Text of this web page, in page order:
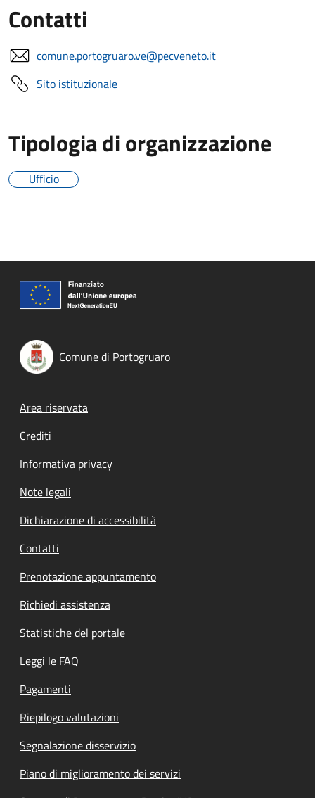
Contatti
comune.portogruaro.ve@pecveneto.it
Sito istituzionale
Tipologia di organizzazione
Ufficio
Comune di Portogruaro
Footer menu
Area riservata
Crediti
Informativa privacy
Note legali
Dichiarazione di accessibilità
Contatti
Prenotazione appuntamento
Richiedi assistenza
Statistiche del portale
Leggi le FAQ
Pagamenti
Riepilogo valutazioni
Segnalazione disservizio
Piano di miglioramento dei servizi